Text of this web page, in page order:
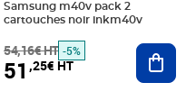
au panier
Samsung m40v pack 2
cartouches noir inkm40v
54,16€ HT -5%
51 ,25€ HT